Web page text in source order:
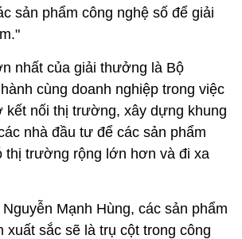
sản phẩm công nghệ số để giải
nhất của giải thưởng là Bộ
cùng doanh nghiệp trong việc
kết nối thị trường, xây dựng khung
nhà đầu tư để các sản phẩm
thị trường rộng lớn hơn và đi xa
Mạnh Hùng, các sản phẩm
xuất sắc sẽ là trụ cột trong công